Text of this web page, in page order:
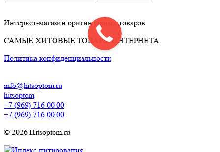
Интернет-магазин оригинальных товаров
САМЫЕ ХИТОВЫЕ ТОВАРЫ ИНТЕРНЕТА
Политика конфиденциальности
info@hitsoptom.ru
hitsoptom
+7 (969) 716 00 00
+7 (969) 716 00 00
© 2026 Hitsoptom.ru